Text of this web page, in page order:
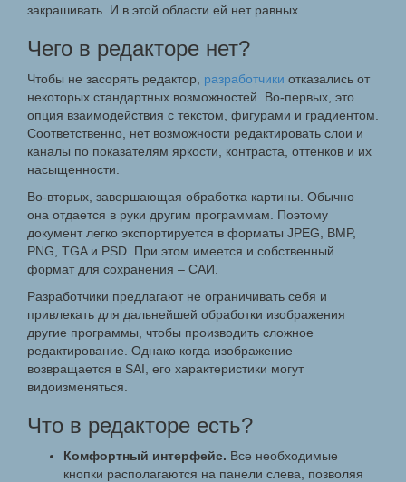
закрашивать. И в этой области ей нет равных.
Чего в редакторе нет?
Чтобы не засорять редактор, разработчики отказались от
некоторых стандартных возможностей. Во-первых, это
опция взаимодействия с текстом, фигурами и градиентом.
Соответственно, нет возможности редактировать слои и
каналы по показателям яркости, контраста, оттенков и их
насыщенности.
Во-вторых, завершающая обработка картины. Обычно
она отдается в руки другим программам. Поэтому
документ легко экспортируется в форматы JPEG, BMP,
PNG, TGA и PSD. При этом имеется и собственный
формат для сохранения – САИ.
Разработчики предлагают не ограничивать себя и
привлекать для дальнейшей обработки изображения
другие программы, чтобы производить сложное
редактирование. Однако когда изображение
возвращается в SAI, его характеристики могут
видоизменяться.
Что в редакторе есть?
Комфортный интерфейс. Все необходимые
кнопки располагаются на панели слева, позволяя